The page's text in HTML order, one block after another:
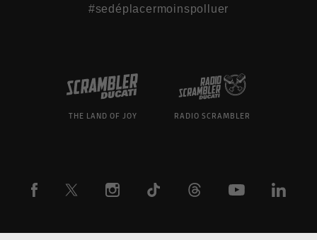
#sedéplacermoinspolluer
THE LAND OF JOY RADIO SCRAMBLER